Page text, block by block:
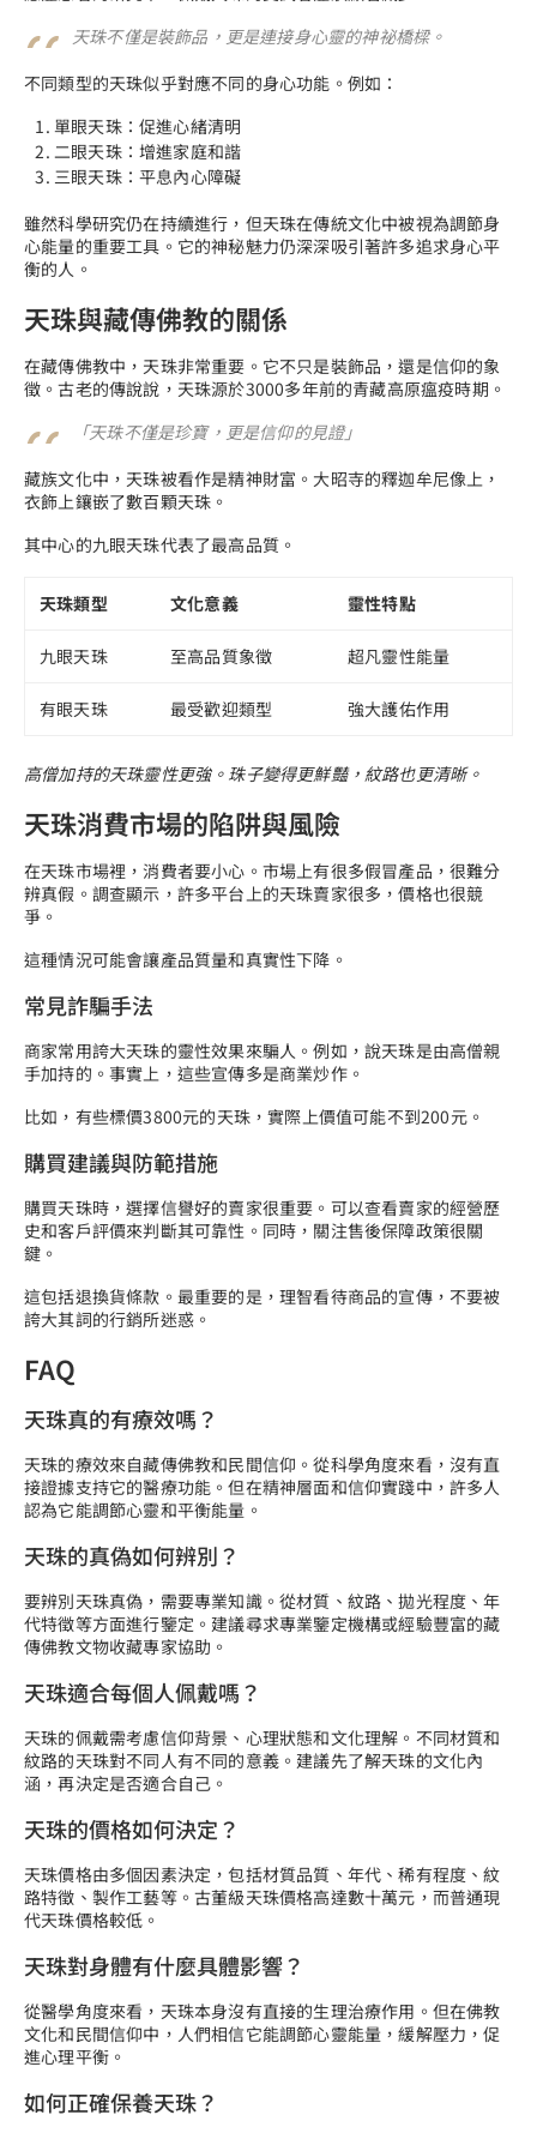
天珠不僅是裝飾品，更是連接身心靈的神祕橋樑。
不同類型的天珠似乎對應不同的身心功能。例如：
單眼天珠：促進心緒清明
二眼天珠：增進家庭和諧
三眼天珠：平息內心障礙
雖然科學研究仍在持續進行，但天珠在傳統文化中被視為調節身
心能量的重要工具。它的神秘魅力仍深深吸引著許多追求身心平
衡的人。
天珠與藏傳佛教的關係
在藏傳佛教中，天珠非常重要。它不只是裝飾品，還是信仰的象
徵。古老的傳說說，天珠源於3000多年前的青藏高原瘟疫時期。
「天珠不僅是珍寶，更是信仰的見證」
藏族文化中，天珠被看作是精神財富。大昭寺的釋迦牟尼像上，
衣飾上鑲嵌了數百顆天珠。
其中心的九眼天珠代表了最高品質。
天珠類型 文化意義 靈性特點
九眼天珠 至高品質象徵 超凡靈性能量
有眼天珠 最受歡迎類型 強大護佑作用
高僧加持的天珠靈性更強。珠子變得更鮮豔，紋路也更清晰。
天珠消費市場的陷阱與風險
在天珠市場裡，消費者要小心。市場上有很多假冒產品，很難分
辨真假。調查顯示，許多平台上的天珠賣家很多，價格也很競
爭。
這種情況可能會讓產品質量和真實性下降。
常見詐騙手法
商家常用誇大天珠的靈性效果來騙人。例如，說天珠是由高僧親
手加持的。事實上，這些宣傳多是商業炒作。
比如，有些標價3800元的天珠，實際上價值可能不到200元。
購買建議與防範措施
購買天珠時，選擇信譽好的賣家很重要。可以查看賣家的經營歷
史和客戶評價來判斷其可靠性。同時，關注售後保障政策很關
鍵。
這包括退換貨條款。最重要的是，理智看待商品的宣傳，不要被
誇大其詞的行銷所迷惑。
FAQ
天珠真的有療效嗎？
天珠的療效來自藏傳佛教和民間信仰。從科學角度來看，沒有直
接證據支持它的醫療功能。但在精神層面和信仰實踐中，許多人
認為它能調節心靈和平衡能量。
天珠的真偽如何辨別？
要辨別天珠真偽，需要專業知識。從材質、紋路、拋光程度、年
代特徵等方面進行鑒定。建議尋求專業鑒定機構或經驗豐富的藏
傳佛教文物收藏專家協助。
天珠適合每個人佩戴嗎？
天珠的佩戴需考慮信仰背景、心理狀態和文化理解。不同材質和
紋路的天珠對不同人有不同的意義。建議先了解天珠的文化內
涵，再決定是否適合自己。
天珠的價格如何決定？
天珠價格由多個因素決定，包括材質品質、年代、稀有程度、紋
路特徵、製作工藝等。古董級天珠價格高達數十萬元，而普通現
代天珠價格較低。
天珠對身體有什麼具體影響？
從醫學角度來看，天珠本身沒有直接的生理治療作用。但在佛教
文化和民間信仰中，人們相信它能調節心靈能量，緩解壓力，促
進心理平衡。
如何正確保養天珠？